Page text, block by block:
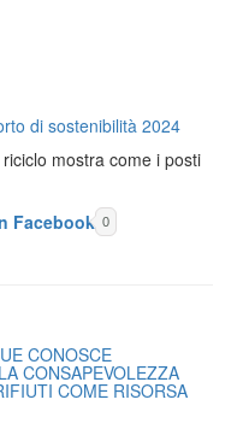
di sostenibilità 2024
mostra come i posti
0
CONOSCE
CONSAPEVOLEZZA
COME RISORSA